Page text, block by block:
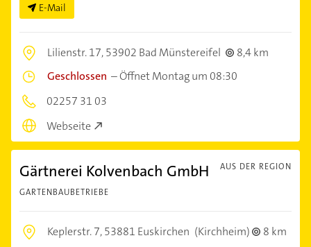
E-Mail
Lilienstr. 17,53902 Bad Münstereifel
8,4 km
Geschlossen –Öffnet Montag um 08:30
02257 31 03
Webseite
AUS DER REGION
Gärtnerei Kolvenbach GmbH
GARTENBAUBETRIEBE
Keplerstr. 7,53881 Euskirchen (Kirchheim)
8 km